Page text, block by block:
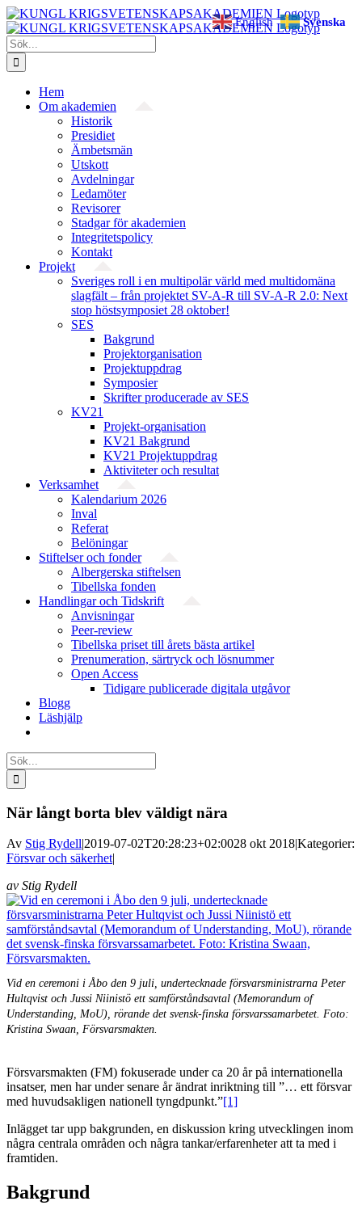
Fortsätt
till
innehållet
Sök
efter:
Hem
Om akademien
Historik
Presidiet
Ämbetsmän
Utskott
Avdelningar
Ledamöter
Revisorer
Stadgar för akademien
Integritetspolicy
Kontakt
Projekt
Sveriges roll i en multipolär värld med multidomäna
slagfält – från projektet SV-A-R till SV-A-R 2.0: Next
stop höstsymposiet 28 oktober!
SES
Bakgrund
Projekt­organisation
Projektuppdrag
Symposier
Skrifter producerade av SES
KV21
Projekt-organisation
KV21 Bakgrund
KV21 Projektuppdrag
Aktiviteter och resultat
Verksamhet
Kalendarium 2026
Inval
Referat
Belöningar
Stiftelser och fonder
Albergerska stiftelsen
Tibellska fonden
Handlingar och Tidskrift
Anvisningar
Peer-review
Tibellska priset till årets bästa artikel
Prenumeration, särtryck och lösnummer
Open Access
Tidigare publicerade digitala utgåvor
Blogg
Läshjälp
Sök
efter:
När långt borta blev väldigt nära
Av Stig Rydell|2019-07-02T20:28:23+02:0028 okt 2018|Kategorier:
Försvar och säkerhet|
av Stig Rydell
Vid en ceremoni i Åbo den 9 juli, undertecknade försvarsministrarna Peter
Hultqvist och Jussi Niinistö ett samförståndsavtal (Memorandum of
Understanding, MoU), rörande det svensk-finska försvarssamarbetet. Foto:
Kristina Swaan, Försvarsmakten.
Försvarsmakten (FM) fokuserade under ca 20 år på internationella
insatser, men har under senare år ändrat inriktning till ”… ett försvar
med huvudsakligen nationell tyngdpunkt.”[1]
Inlägget tar upp bakgrunden, en diskussion kring utvecklingen inom
några centrala områden och några tankar/erfarenheter att ta med i
framtiden.
Bakgrund
English Svenska